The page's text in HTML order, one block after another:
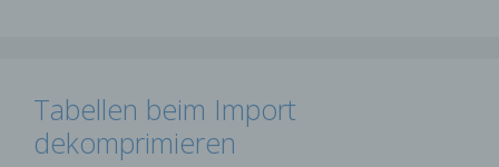
Tabellen beim Import
dekomprimieren